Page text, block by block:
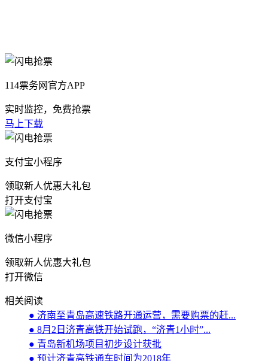
114票务网官方APP
实时监控，免费抢票
马上下载
支付宝小程序
领取新人优惠大礼包
打开支付宝
微信小程序
领取新人优惠大礼包
打开微信
相关阅读
● 济南至青岛高速铁路开通运营，需要购票的赶...
● 8月2日济青高铁开始试跑，“济青1小时”...
● 青岛新机场项目初步设计获批
● 预计济青高铁通车时间为2018年